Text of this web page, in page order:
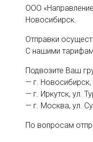
ООО
Новосибирск.
Отправки
С нашими
Подвозите Ваш
— г.
— г. Иркутск, ул.
— г. Москва, ул.
По вопросам